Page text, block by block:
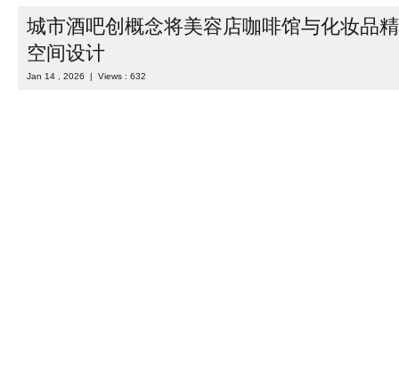
城市酒吧创概念将美容店咖啡馆与化妆品
空间设计
Jan 14 , 2026 | Views : 632